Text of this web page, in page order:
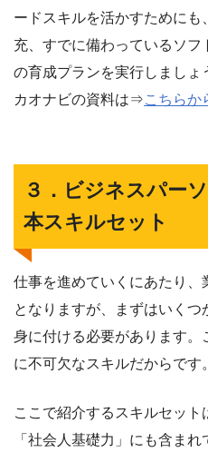
ードスキルを活かすために
充、すでに備わっているソ
の育成プランを実行しましょ
カオナビの資料は⇒こちらか
３．ビジネスパー
本スキルセット
仕事を進めていくにあたり
となりますが、まずはいく
身に付ける必要があります。
に不可欠なスキルだからです。
ここで紹介するスキルセッ
「社会人基礎力」にも含まれ